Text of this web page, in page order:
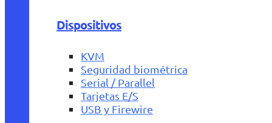
Dispositivos
KVM
Seguridad biométrica
Serial / Parallel
Tarjetas E/S
USB y Firewire